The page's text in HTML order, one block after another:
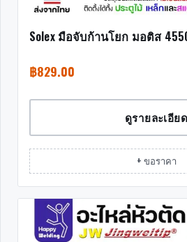
Solex มือจับก้านโยก มอติส 4550
฿829.00
ดูรายละเอียด
+ ขอราคา